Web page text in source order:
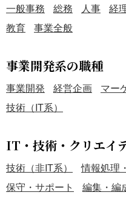
一般事務 総務 人事 経
教育
事業全般
事業開発系の職種
事業開発 経営企画 マー
技術（IT系）
IT・技術・クリエイ
技術（非IT系）
情報処理
保守・サポート
編集・編